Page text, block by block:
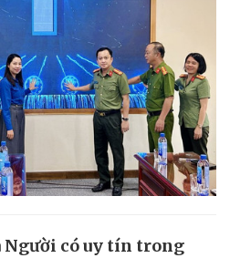
Người có uy tín trong